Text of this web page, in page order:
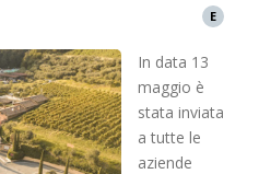
E
In data 13
maggio è
stata inviata
a tutte le
aziende